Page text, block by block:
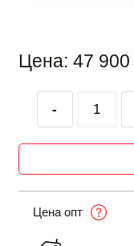
Цена: 47 900
-
Цена опт